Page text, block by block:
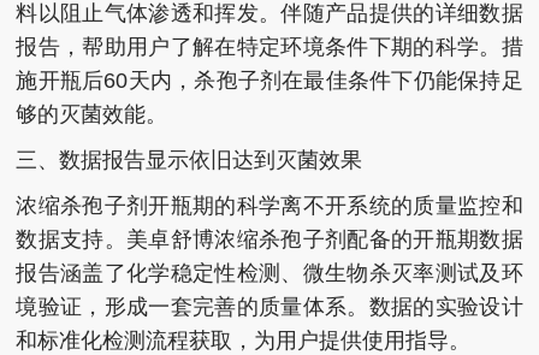
料以阻止气体渗透和挥发。伴随产品提供的详细数据
报告，帮助用户了解在特定环境条件下期的科学。措
施开瓶后60天内，杀孢子剂在最佳条件下仍能保持足
够的灭菌效能。
三、数据报告显示依旧达到灭菌效果
浓缩杀孢子剂开瓶期的科学离不开系统的质量监控和
数据支持。美卓舒博浓缩杀孢子剂配备的开瓶期数据
报告涵盖了化学稳定性检测、微生物杀灭率测试及环
境验证，形成一套完善的质量体系。数据的实验设计
和标准化检测流程获取，为用户提供使用指导。